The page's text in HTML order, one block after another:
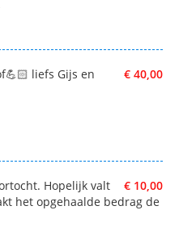
€ 40,00
liefs Gijs en
€ 10,00
Hopelijk valt
het opgehaalde bedrag de